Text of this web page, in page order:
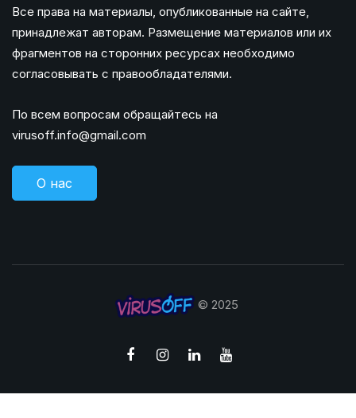
Все права на материалы, опубликованные на сайте,
принадлежат авторам. Размещение материалов или их
фрагментов на сторонних ресурсах необходимо
согласовывать с правообладателями.
По всем вопросам обращайтесь на
virusoff.info@gmail.com
О нас
© 2025